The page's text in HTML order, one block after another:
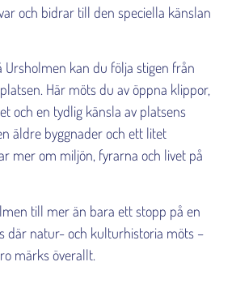
och bidrar till den speciella känslan
Ursholmen kan du följa stigen från
Här möts du av öppna klippor,
och en tydlig känsla av platsens
äldre byggnader och ett litet
mer om miljön, fyrarna och livet på
till mer än bara ett stopp på en
där natur- och kulturhistoria möts –
märks överallt.